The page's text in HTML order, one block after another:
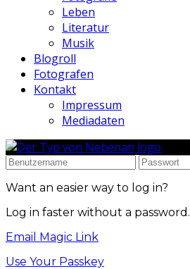
Leben
Literatur
Musik
Blogroll
Fotografen
Kontakt
Impressum
Mediadaten
Want an easier way to log in?
Log in faster without a password.
Email Magic Link
Use Your Passkey